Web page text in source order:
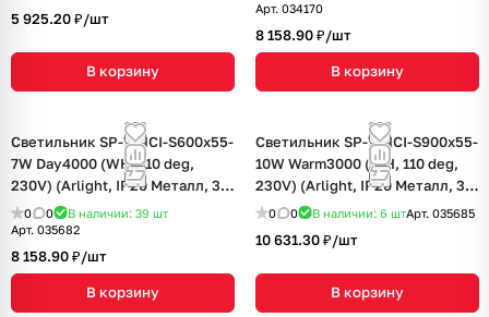
5 925.20 ₽/шт
В корзину
Арт. 034170
8 158.90 ₽/шт
В корзину
Светильник SP-VINCI-S600x55-
7W Day4000 (WH, 110 deg,
230V) (Arlight, IP20 Металл, 3
года)
0 0 В наличии: 39 шт
Арт. 035682
8 158.90 ₽/шт
В корзину
Светильник SP-VINCI-S900x55-
10W Warm3000 (WH, 110 deg,
230V) (Arlight, IP20 Металл, 3
года)
0 0 В наличии: 6 штАрт. 035685
10 631.30 ₽/шт
В корзину